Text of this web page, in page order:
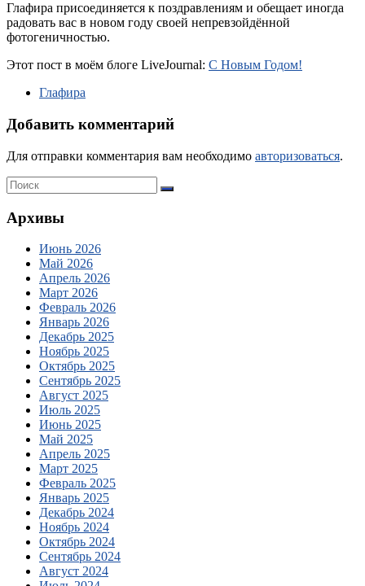
Глафира присоединяется к поздравлениям и обещает иногда
радовать вас в новом году своей непревзойдённой
фотогеничностью.
Этот пост в моём блоге LiveJournal: С Новым Годом!
Глафира
Добавить комментарий
Для отправки комментария вам необходимо авторизоваться.
Архивы
Июнь 2026
Май 2026
Апрель 2026
Март 2026
Февраль 2026
Январь 2026
Декабрь 2025
Ноябрь 2025
Октябрь 2025
Сентябрь 2025
Август 2025
Июль 2025
Июнь 2025
Май 2025
Апрель 2025
Март 2025
Февраль 2025
Январь 2025
Декабрь 2024
Ноябрь 2024
Октябрь 2024
Сентябрь 2024
Август 2024